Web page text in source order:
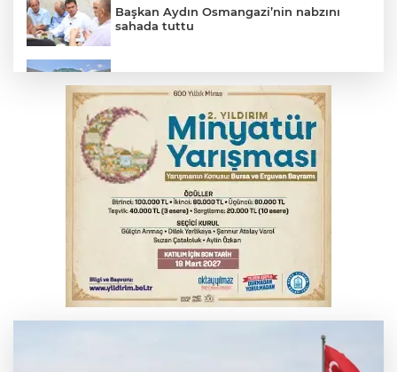
Başkan Aydın Osmangazi’nin nabzını
sahada tuttu
geleceğe taşınacak
İznik Gölü kıyısında 70 milyon yıllık fosil
bulundu
Tarihi eser kaçakçısı Bursa'da sert kayaya
çarptı
THY temmuzda yolcu rekoru kırdı